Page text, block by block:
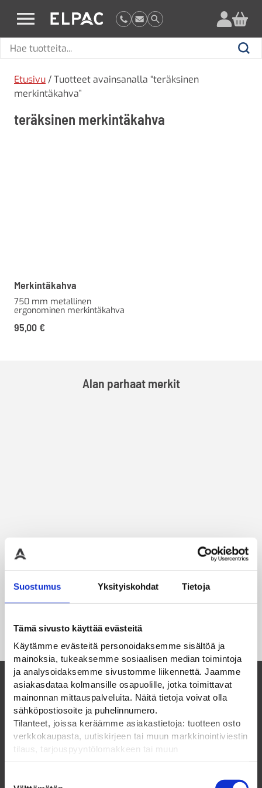
Suostumus Yksityiskohdat Tietoja
Tämä sivusto käyttää evästeitä
Käytämme evästeitä personoidaksemme sisältöä ja
mainoksia, tukeaksemme sosiaalisen median toimintoja
ja analysoidaksemme sivustomme liikennettä. Jaamme
asiakasdataa kolmansille osapuolille, jotka toimittavat
mainonnan mittauspalveluita. Näitä tietoja voivat olla
sähköpostiosoite ja puhelinnumero.
Tilanteet, joissa keräämme asiakastietoja: tuotteen osto
verkkokaupasta, uutiskirjeen tai muun markkinointiviestin
tilaus, tarjouspyyntölomakkeen tai muun
yhteydenottolomakkeen lähettäminen, käyttäjätilin
elpac.fi
Hae
Hae
Etusivu / Tuotteet avainsanalla “teräksinen
merkintäkahva”
teräksinen merkintäkahva
Merkintäkahva
750 mm metallinen
ergonominen merkintäkahva
95,00 €
Alan parhaat merkit
Suomalainen perheyritys ja luotettava
kumppani vuodesta 1985
ELPAC OY